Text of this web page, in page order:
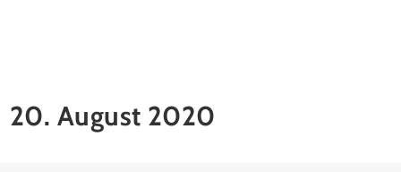
20. August 2020